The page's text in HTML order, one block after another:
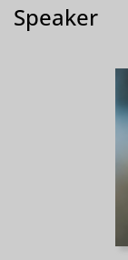
Speaker